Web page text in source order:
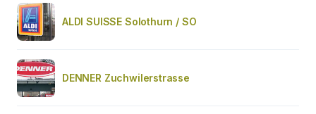
ALDI SUISSE Solothurn / SO
DENNER Zuchwilerstrasse